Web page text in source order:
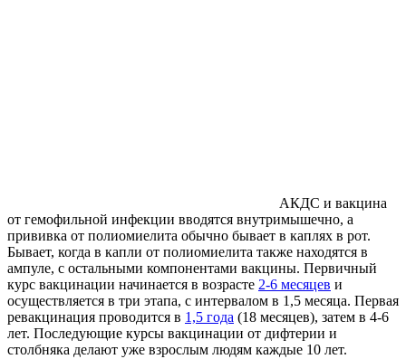
АКДС и вакцина
от гемофильной инфекции вводятся внутримышечно, а
прививка от полиомиелита обычно бывает в каплях в рот.
Бывает, когда в капли от полиомиелита также находятся в
ампуле, с остальными компонентами вакцины. Первичный
курс вакцинации начинается в возрасте 2-6 месяцев и
осуществляется в три этапа, с интервалом в 1,5 месяца. Первая
ревакцинация проводится в 1,5 года (18 месяцев), затем в 4-6
лет. Последующие курсы вакцинации от дифтерии и
столбняка делают уже взрослым людям каждые 10 лет.